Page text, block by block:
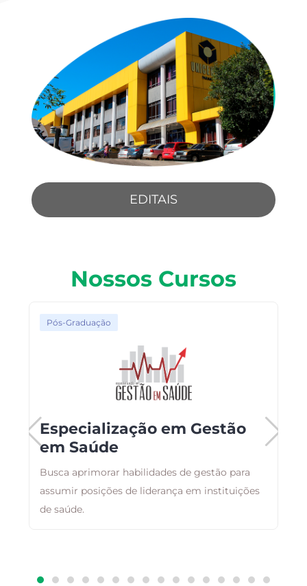
EDITAIS
Nossos Cursos
Pós-Graduação
Especialização em Gestão
em Saúde
Busca aprimorar habilidades de gestão para
assumir posições de liderança em instituições
de saúde.